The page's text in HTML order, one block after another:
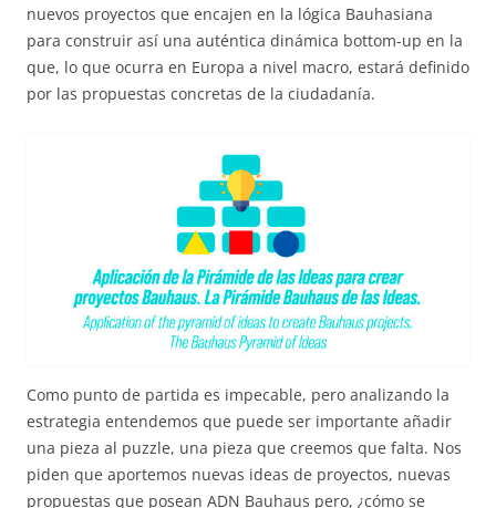
nuevos proyectos que encajen en la lógica Bauhasiana
para construir así una auténtica dinámica bottom-up en la
que, lo que ocurra en Europa a nivel macro, estará definido
por las propuestas concretas de la ciudadanía.
Como punto de partida es impecable, pero analizando la
estrategia entendemos que puede ser importante añadir
una pieza al puzzle, una pieza que creemos que falta. Nos
piden que aportemos nuevas ideas de proyectos, nuevas
propuestas que posean ADN Bauhaus pero, ¿cómo se